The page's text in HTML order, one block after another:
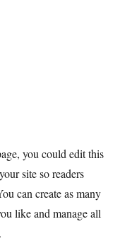
you could edit this
site so readers
can create as many
like and manage all